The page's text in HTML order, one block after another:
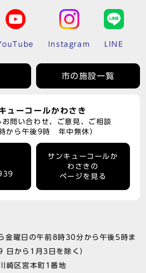
Instagram LINE
市の施設一覧
ューコールかわさき
問い合わせ、ご意見、ご相談
から午後9時 年中無休）
サンキューコールか
わさきの
ページを見る
金曜日の午前8時30分から午後5時ま
日から1月3日を除く）
崎区宮本町1番地